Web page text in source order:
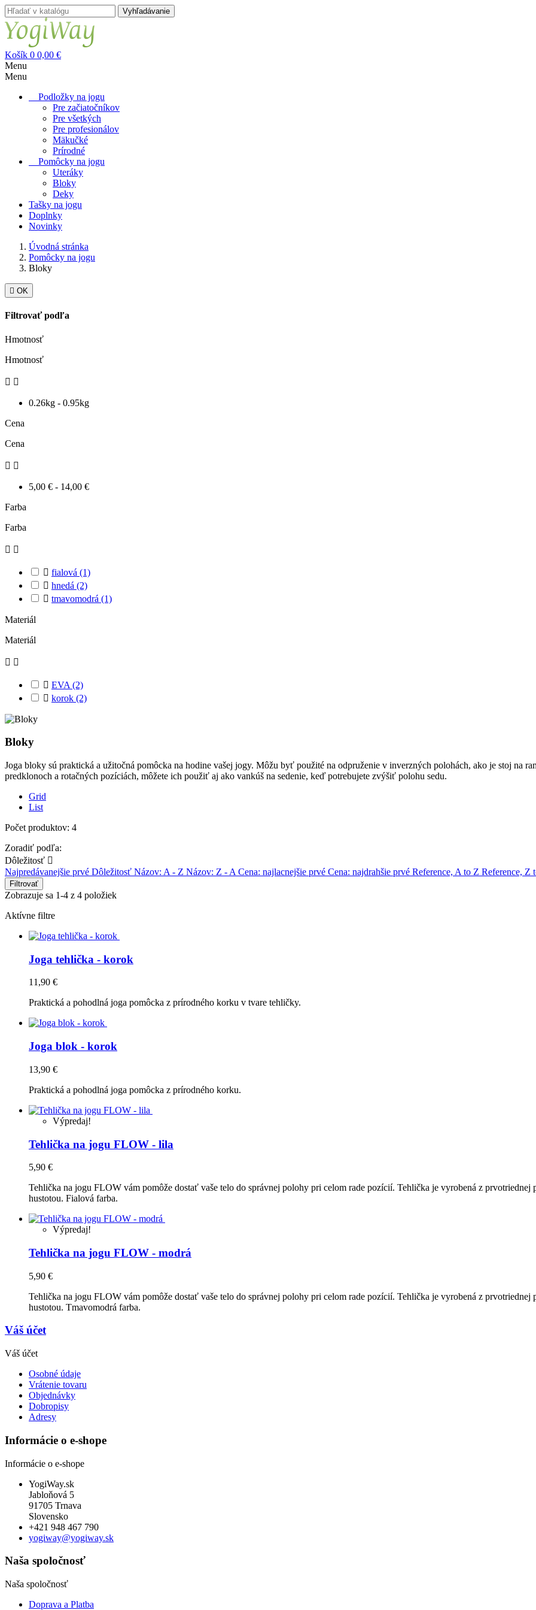
Vyhľadávanie
Košík 0 0,00 €
Menu
Menu
Podložky na jogu
Pre začiatočníkov
Pre všetkých
Pre profesionálov
Mäkučké
Prírodné
Pomôcky na jogu
Uteráky
Bloky
Deky
Tašky na jogu
Doplnky
Novinky
Úvodná stránka
Pomôcky na jogu
Bloky
 OK
Filtrovať podľa
Hmotnosť
Hmotnosť
 
0.26kg - 0.95kg
Cena
Cena
 
5,00 € - 14,00 €
Farba
Farba
 
 fialová (1)
 hnedá (2)
 tmavomodrá (1)
Materiál
Materiál
 
 EVA (2)
 korok (2)
Bloky
Joga bloky sú praktická a užitočná pomôcka na hodine vašej jogy. Môžu byť použité na odpruženie v inverzných polohách, ako je stoj na
predklonoch a rotačných pozíciách, môžete ich použiť aj ako vankúš na sedenie, keď potrebujete zvýšiť polohu sedu.
Grid
List
Počet produktov: 4
Zoradiť podľa:
Dôležitosť 
Najpredávanejšie prvé Dôležitosť Názov: A - Z Názov: Z - A Cena: najlacnejšie prvé Cena: najdrahšie prvé Reference, A to Z Reference, Z
Filtrovať
Zobrazuje sa 1-4 z 4 položiek
Aktívne filtre
Joga tehlička - korok
11,90 €
Praktická a pohodlná joga pomôcka z prírodného korku v tvare tehličky.
Joga blok - korok
13,90 €
Praktická a pohodlná joga pomôcka z prírodného korku.
Výpredaj!
Tehlička na jogu FLOW - lila
5,90 €
Tehlička na jogu FLOW vám pomôže dostať vaše telo do správnej polohy pri celom rade pozícií. Tehlička je vyrobená z prvotriednej
hustotou. Fialová farba.
Výpredaj!
Tehlička na jogu FLOW - modrá
5,90 €
Tehlička na jogu FLOW vám pomôže dostať vaše telo do správnej polohy pri celom rade pozícií. Tehlička je vyrobená z prvotriednej
hustotou. Tmavomodrá farba.
Váš účet
Váš účet
Osobné údaje
Vrátenie tovaru
Objednávky
Dobropisy
Adresy
Informácie o e-shope
Informácie o e-shope
YogiWay.sk
Jabloňová 5
91705 Trnava
Slovensko
+421 948 467 790
yogiway@yogiway.sk
Naša spoločnosť
Naša spoločnosť
Doprava a Platba